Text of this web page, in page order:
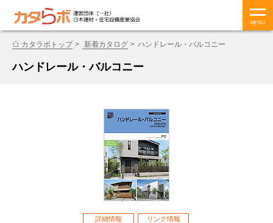
MENU
カタラボトップ 新着カタログ ハンドレール・バルコニー
ハンドレール・バルコニー
詳細情報 リンク情報